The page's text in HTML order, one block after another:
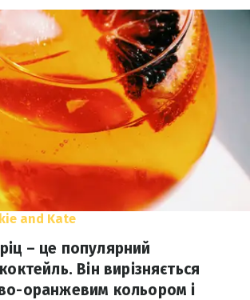
and Kate
– це популярний
Він вирізняється
оранжевим кольором і